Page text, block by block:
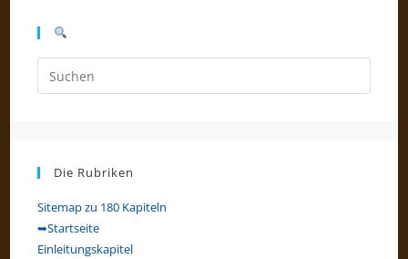
Die Rubriken
Sitemap zu 180 Kapiteln
➥Startseite
Einleitungskapitel